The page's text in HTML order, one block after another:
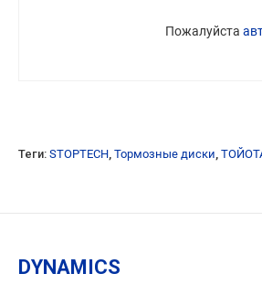
Пожалуйста
Теги: STOPTECH, Тормозные диски,
DYNAMICS